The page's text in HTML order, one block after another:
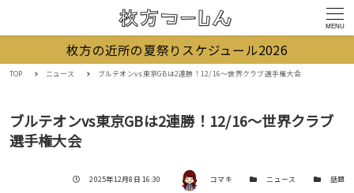
MENU
枚方の近所の夏祭りスケジュール2026
TOP ニュース ブルテオンvs東京GBは2連勝！12/16〜世界クラブ選手権大会
ブルテオンvs東京GBは2連勝！12/16〜世界クラブ
選手権大会
投稿日
2025年12月8日 16:30 著者 コマキ カテゴリー
ニュース カテゴリー
話題